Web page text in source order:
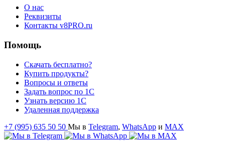
О нас
Реквизиты
Контакты v8PRO.ru
Помощь
Скачать бесплатно?
Купить продукты?
Вопросы и ответы
Задать вопрос по 1С
Узнать версию 1С
Удаленная поддержка
+7 (995) 635 50 50 Мы в Telegram, WhatsApp и MAX